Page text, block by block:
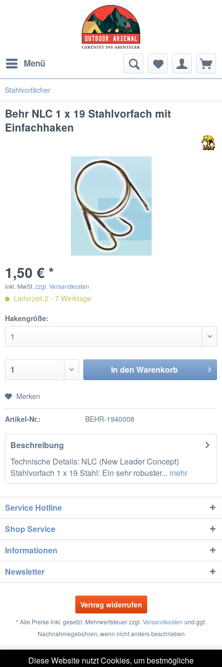
Menü
Stahlvorfächer
Behr NLC 1 x 19 Stahlvorfach mit
Einfachhaken
1,50 € *
inkl. MwSt. zzgl. Versandkosten
Lieferzeit 2 - 7 Werktage
Hakengröße:
In den Warenkorb
Merken
Artikel-Nr.: BEHR-1940008
Beschreibung
Technische Details: NLC (New Leader Concept)
Stahlvorfach 1 x 19 Stahl: Ein sehr robuster... mehr
Service Hotline
Shop Service
Informationen
Newsletter
Vertrag widerrufen
* Alle Preise inkl. gesetzl. Mehrwertsteuer zzgl. Versandkosten und ggf.
Nachnahmegebühren, wenn nicht anders beschrieben
Diese Website nutzt Cookies, um bestmögliche